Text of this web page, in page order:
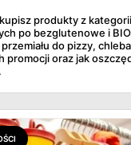
produkty z
po bezglutenowe i
do pizzy,
promocji oraz jak